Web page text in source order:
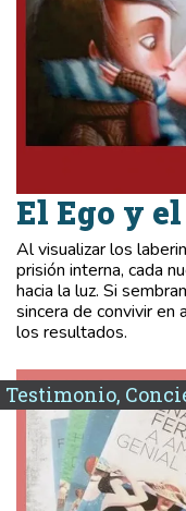
El Ego y
Al visualizar los
prisión interna, cada
hacia la luz. Si
sincera de convivir en
los resultados.
Testimonio,